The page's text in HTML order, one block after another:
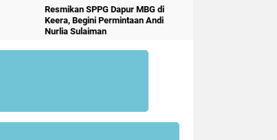
Resmikan SPPG Dapur MBG di
Keera, Begini Permintaan Andi
Nurlia Sulaiman